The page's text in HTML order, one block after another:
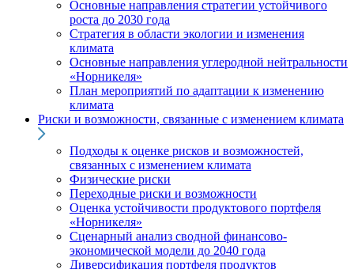
Основные направления стратегии устойчивого
роста до 2030 года
Стратегия в области экологии и изменения
климата
Основные направления углеродной нейтральности
«Норникеля»
План мероприятий по адаптации к изменению
климата
Риски и возможности, связанные с изменением климата
Подходы к оценке рисков и возможностей,
связанных с изменением климата
Физические риски
Переходные риски и возможности
Оценка устойчивости продуктового портфеля
«Норникеля»
Сценарный анализ сводной финансово-
экономической модели до 2040 года
Диверсификация портфеля продуктов